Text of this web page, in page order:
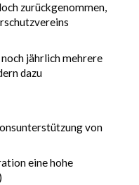
zurückgenommen,
jährlich mehrere
dazu
von
eine hohe